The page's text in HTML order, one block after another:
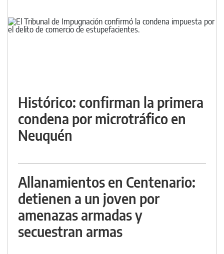
Histórico: confirman la primera
condena por microtráfico en
Neuquén
Allanamientos en Centenario:
detienen a un joven por
amenazas armadas y
secuestran armas